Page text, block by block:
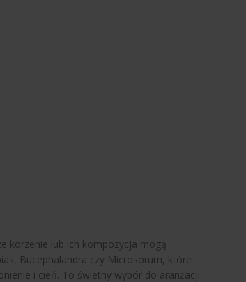
korzenie lub ich kompozycja mogą
Bucephalandra czy Microsorum, które
i cień. To świetny wybór do aranżacji